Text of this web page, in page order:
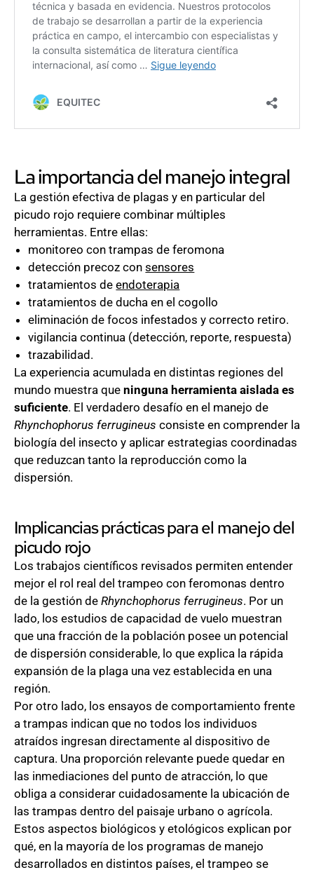
La importancia del manejo integral
La gestión efectiva de plagas y en particular del
picudo rojo requiere combinar múltiples
herramientas. Entre ellas:
monitoreo con trampas de feromona
detección precoz consensores
tratamientos deendoterapia
tratamientos de ducha en el cogollo
eliminación de focos infestados y correcto retiro.
vigilancia continua (detección, reporte, respuesta)
trazabilidad.
La experiencia acumulada en distintas regiones del
mundo muestra que ninguna herramienta aislada es
suficiente. El verdadero desafío en el manejo de
Rhynchophorus ferrugineus consiste en comprender la
biología del insecto y aplicar estrategias coordinadas
que reduzcan tanto la reproducción como la
dispersión.
Implicancias prácticas para el manejo del
picudo rojo
Los trabajos científicos revisados permiten entender
mejor el rol real del trampeo con feromonas dentro
de la gestión de Rhynchophorus ferrugineus. Por un
lado, los estudios de capacidad de vuelo muestran
que una fracción de la población posee un potencial
de dispersión considerable, lo que explica la rápida
expansión de la plaga una vez establecida en una
región.
Por otro lado, los ensayos de comportamiento frente
a trampas indican que no todos los individuos
atraídos ingresan directamente al dispositivo de
captura. Una proporción relevante puede quedar en
las inmediaciones del punto de atracción, lo que
obliga a considerar cuidadosamente la ubicación de
las trampas dentro del paisaje urbano o agrícola.
Estos aspectos biológicos y etológicos explican por
qué, en la mayoría de los programas de manejo
desarrollados en distintos países, el trampeo se